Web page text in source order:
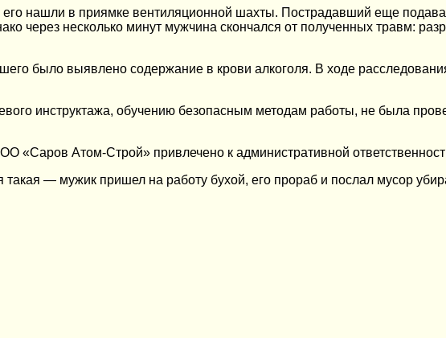
нашли в приямке вентиляционной шахты. Пострадавший еще
через несколько минут мужчина скончался от полученных травм:
было выявлено содержание в крови алкоголя. В ходе
инструктажа, обучению безопасным методам работы, не была
«Саров Атом-Строй» привлечено к административной
— мужик пришел на работу бухой, его прораб и послал мусор